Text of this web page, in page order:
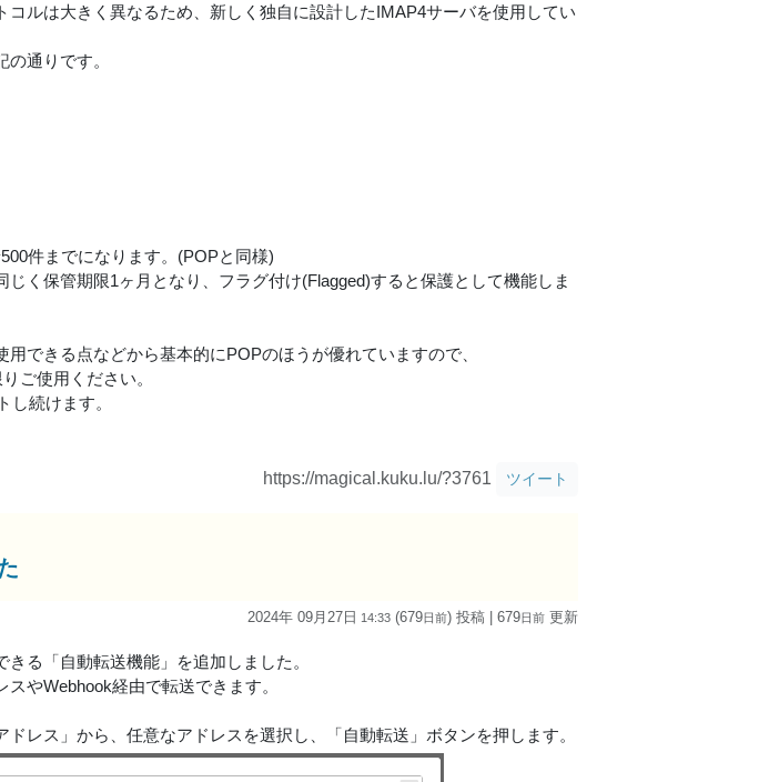
ルは大きく異なるため、新しく独自に設計したIMAP4サーバを使用してい
通りです。
件までになります。(POPと同様)
く保管期限1ヶ月となり、フラグ付け(Flagged)すると保護として機能しま
できる点などから基本的にPOPのほうが優れていますので、
ご使用ください。
続けます。
https://magical.kuku.lu/?3761 ツイート
2024年 09月27日 14:33 (679日前) 投稿 | 679日前 更新
る「自動転送機能」を追加しました。
やWebhook経由で転送できます。
ドレス」から、任意なアドレスを選択し、「自動転送」ボタンを押します。